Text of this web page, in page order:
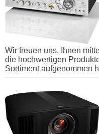
Wir freuen uns, Ihnen
die hochwertigen
Sortiment aufgenommen